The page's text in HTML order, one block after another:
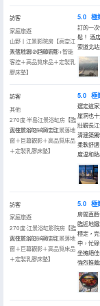
訪客
家庭旅遊
山野丨江景影院房【高空江
景落地窗＋巨幕觀影+智能
客控＋高品質床品＋定製乳
膠床墊】
入住於2026年07月
5.0 極
訂的一
鬆！ 酒
索道北
訪客
其他
270度·半島江景浴缸房【臨
窗夜景浴缸＋高空江景落地
窗＋巨幕觀影＋高品質床品
＋定製乳膠床墊】
入住於2026年07月
5.0 極
選定這
崖洞也
壯觀長
清建築
柔軟舒
度温和
訪客
家庭旅遊
270度·江景浴缸影院房【臨
窗夜景浴缸＋高空江景落地
窗＋巨幕觀影＋高品質床品
＋定製乳膠床墊】
入住於2026年07月
5.0 極
房間直
臨近地
穩定，
中，忙
坐擁絕
強烈推